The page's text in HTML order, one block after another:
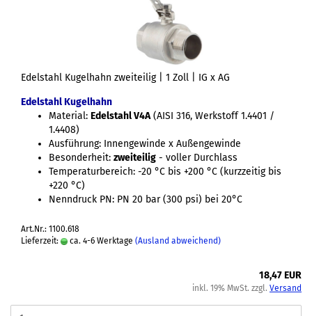
Edelstahl Kugelhahn zweiteilig | 1 Zoll | IG x AG
Edelstahl Kugelhahn
Material: Edelstahl V4A(AISI 316, Werkstoff 1.4401 /
1.4408)
Ausführung: Innengewinde x Außengewinde
Besonderheit: zweiteilig - voller Durchlass
Temperaturbereich: -20 °C bis +200 °C (kurzzeitig bis
+220 °C)
Nenndruck PN: PN 20 bar (300 psi) bei 20°C
Art.Nr.: 1100.618
Lieferzeit:
ca. 4-6 Werktage (Ausland abweichend)
18,47 EUR
inkl. 19% MwSt. zzgl. Versand